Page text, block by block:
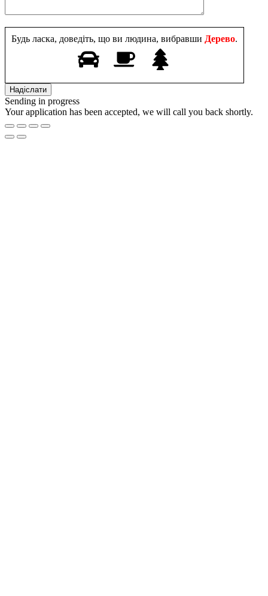
Будь ласка, доведіть, що ви людина, вибравши Дерево.
Sending in progress
Your application has been accepted, we will call you back shortly.